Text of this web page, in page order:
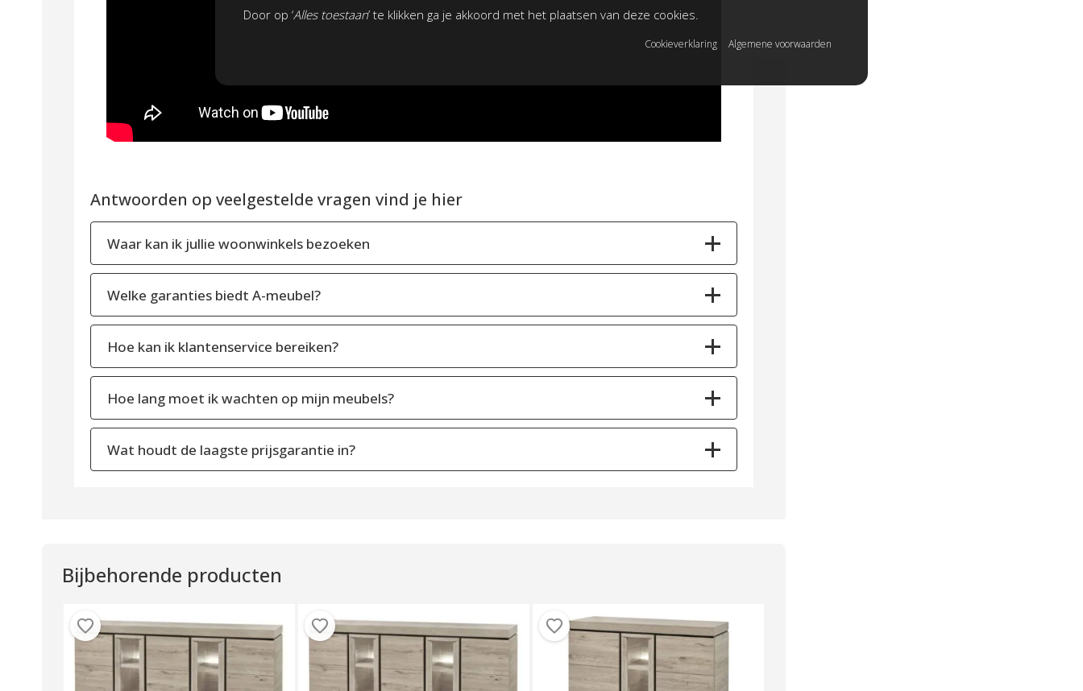
Antwoorden op veelgestelde vragen vind je hier
Waar kan ik jullie woonwinkels bezoeken
Welke garanties biedt A-meubel?
Hoe kan ik klantenservice bereiken?
Hoe lang moet ik wachten op mijn meubels?
Wat houdt de laagste prijsgarantie in?
Bijbehorende producten
Door op ‘Alles toestaan’ te klikken ga je akkoord met het plaatsen van deze cookies.
Cookieverklaring Algemene voorwaarden